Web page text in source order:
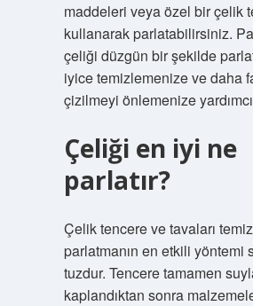
maddeleri veya özel bir çelik
kullanarak parlatabilirsiniz.
çeliği düzgün bir şekilde
iyice temizlemenize ve daha
çizilmeyi önlemenize
Çeliği en iyi ne
parlatır?
Çelik tencere ve tavaları
parlatmanın en etkili yöntemi
tuzdur. Tencere tamamen
kaplandıktan sonra